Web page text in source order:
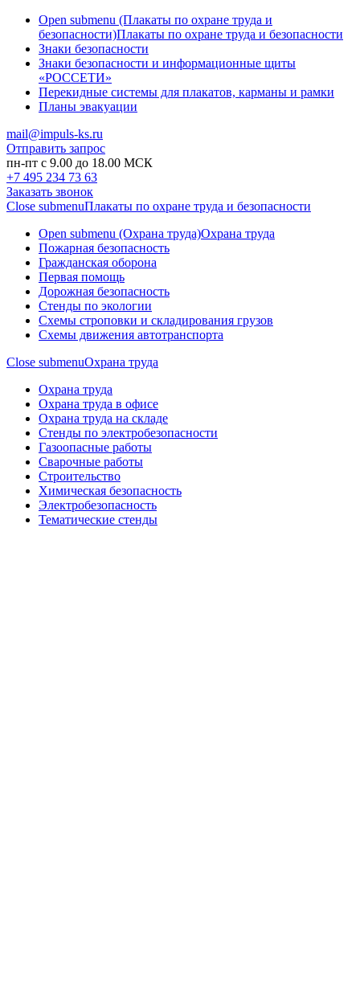
Open submenu (Плакаты по охране труда и
безопасности)Плакаты по охране труда и безопасности
Знаки безопасности
Знаки безопасности и информационные щиты
«РОССЕТИ»
Перекидные системы для плакатов, карманы и рамки
Планы эвакуации
mail@impuls-ks.ru
Отправить запрос
пн-пт с 9.00 до 18.00 МСК
+7 495 234 73 63
Заказать звонок
Close submenuПлакаты по охране труда и безопасности
Open submenu (Охрана труда)Охрана труда
Пожарная безопасность
Гражданская оборона
Первая помощь
Дорожная безопасность
Стенды по экологии
Схемы строповки и складирования грузов
Схемы движения автотранспорта
Close submenuОхрана труда
Охрана труда
Охрана труда в офисе
Охрана труда на складе
Стенды по электробезопасности
Газоопасные работы
Сварочные работы
Строительство
Химическая безопасность
Электробезопасность
Тематические стенды